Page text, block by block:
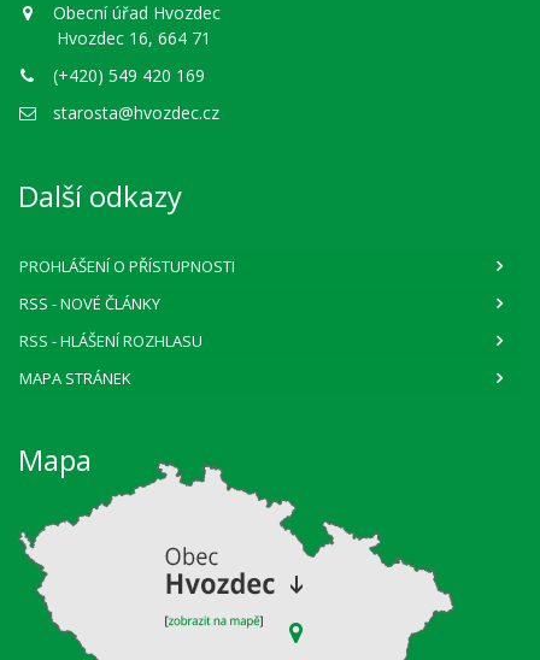
Obecní úřad Hvozdec
Hvozdec 16, 664 71
(+420) 549 420 169
starosta@hvozdec.cz
Další odkazy
PROHLÁŠENÍ O PŘÍSTUPNOSTI
RSS - NOVÉ ČLÁNKY
RSS - HLÁŠENÍ ROZHLASU
MAPA STRÁNEK
Mapa